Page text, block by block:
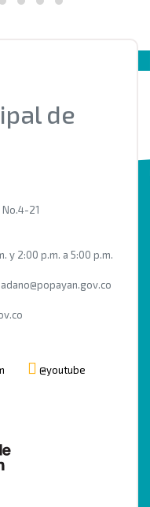
de
21
y 2:00 p.m. a 5:00 p.m.
@youtube